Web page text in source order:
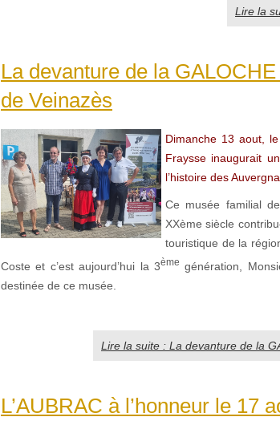
Lire la
La devanture de la
de Veinazès
Dimanche 13 aout,
Fraysse inaugurait
l’histoire des
Ce musée familial
XXème siècle
touristique de la
Coste et c’est aujourd’hui la 3ème génération,
destinée de ce musée.
Lire la suite : La devanture de la
L’AUBRAC à l’honneur le 17